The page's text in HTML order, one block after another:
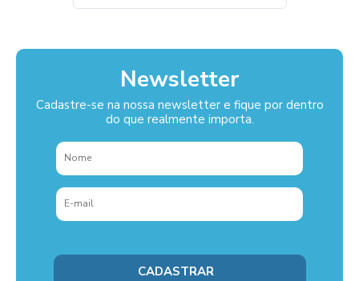
Newsletter
Cadastre-se na nossa newsletter e fique por dentro
do que realmente importa.